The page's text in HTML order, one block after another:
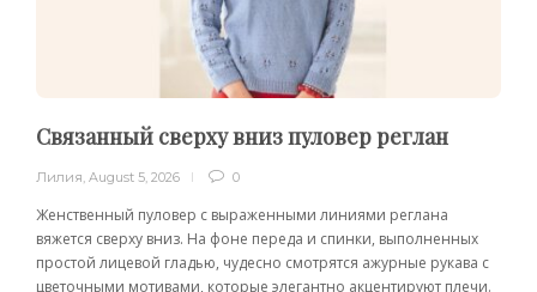
Связанный сверху вниз пуловер реглан
Лилия, August 5, 2026 0
Женственный пуловер с выраженными линиями реглана
вяжется сверху вниз. На фоне переда и спинки, выполненных
простой лицевой гладью, чудесно смотрятся ажурные рукава с
цветочными мотивами, которые элегантно акцентируют плечи.